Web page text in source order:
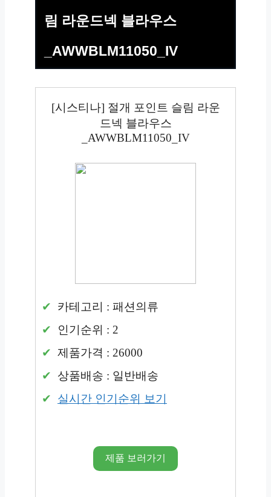
림 라운드넥 블라우스
_AWWBLM11050_IV
[시스티나] 절개 포인트 슬림 라운
드넥 블라우스
_AWWBLM11050_IV
카테고리 : 패션의류
인기순위 : 2
제품가격 : 26000
상품배송 : 일반배송
실시간 인기순위 보기
제품 보러가기